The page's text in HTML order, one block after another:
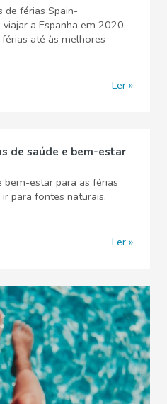
de férias Spain-
a Espanha em 2020,
até às melhores
Ler
de saúde e bem-estar
bem-estar para as férias
para fontes naturais,
Ler